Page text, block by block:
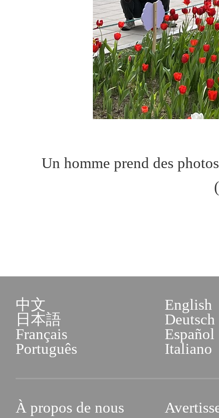
Un homme prend des
中文
English
日本語
Deutsch
Français
Español
Português
Italiano
À propos de nous